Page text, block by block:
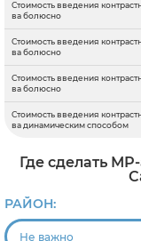
Стоимость введения
ва болюсно
Стоимость введения
ва болюсно
Стоимость введения
ва болюсно
Стоимость введения
ва динамическим способом
Где сделать
РАЙОН: